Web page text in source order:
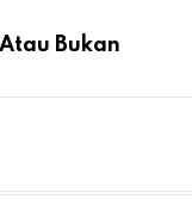
Bukan